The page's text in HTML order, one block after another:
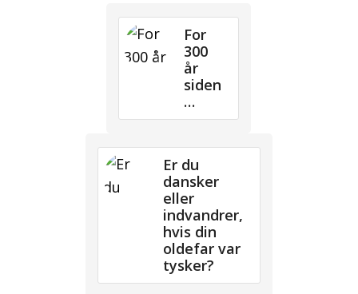
For
300
år
siden
…
Er du
dansker
eller
indvandrer,
hvis din
oldefar var
tysker?